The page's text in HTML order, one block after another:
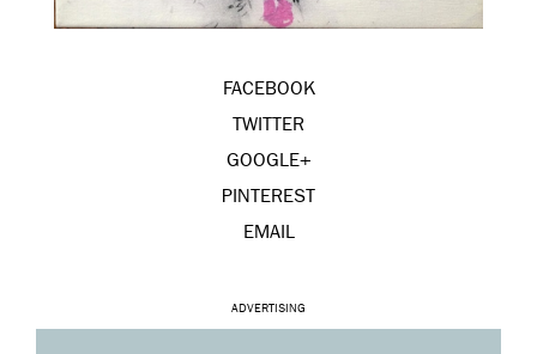
FACEBOOK
TWITTER
GOOGLE+
PINTEREST
EMAIL
ADVERTISING